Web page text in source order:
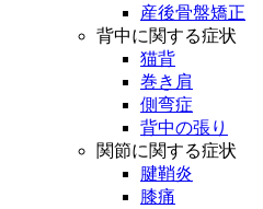
産後骨盤矯正
背中に関する症状
猫背
巻き肩
側弯症
背中の張り
関節に関する症状
腱鞘炎
膝痛